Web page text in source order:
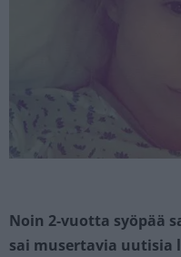
Noin 2-vuotta syöpää
sai musertavia uutisia